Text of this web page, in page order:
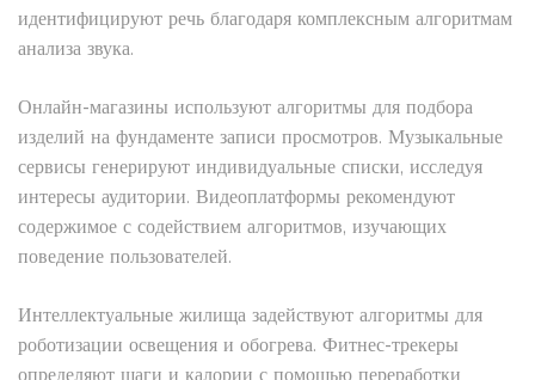
идентифицируют речь благодаря комплексным алгоритмам
анализа звука.
Онлайн-магазины используют алгоритмы для подбора
изделий на фундаменте записи просмотров. Музыкальные
сервисы генерируют индивидуальные списки, исследуя
интересы аудитории. Видеоплатформы рекомендуют
содержимое с содействием алгоритмов, изучающих
поведение пользователей.
Интеллектуальные жилища задействуют алгоритмы для
роботизации освещения и обогрева. Фитнес-трекеры
определяют шаги и калории с помощью переработки